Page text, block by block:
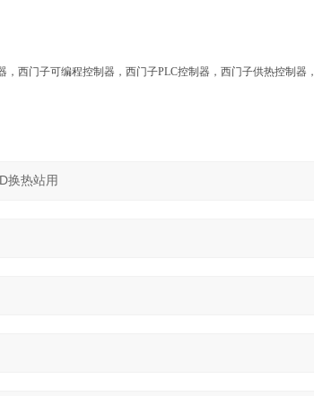
西门子可编程控制器，西门子PLC控制器，西门子供热控制器，